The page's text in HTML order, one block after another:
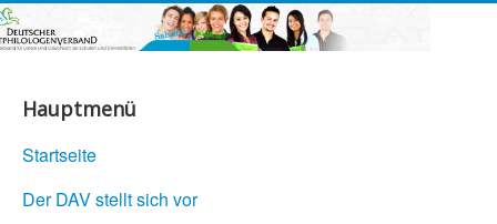
Hauptmenü
Startseite
Der DAV stellt sich vor